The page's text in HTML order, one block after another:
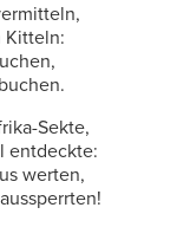
Kitteln:
Sekte,
entdeckte:
werten,